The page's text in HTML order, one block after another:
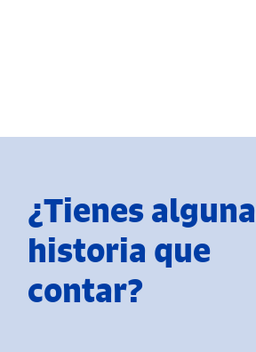
¿Tienes alguna
historia que
contar?